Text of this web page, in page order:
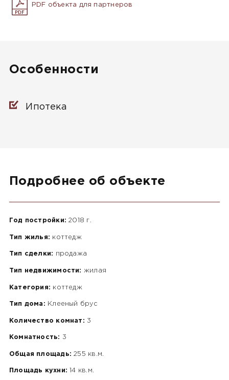
PDF объекта для партнеров
Особенности
Ипотека
Подробнее об объекте
Год постройки: 2018 г.
Тип жилья: коттедж
Тип сделки: продажа
Тип недвижимости: жилая
Категория: коттедж
Тип дома: Клееный брус
Количество комнат: 3
Комнатность: 3
Общая площадь: 255 кв.м.
Площадь кухни: 14 кв.м.